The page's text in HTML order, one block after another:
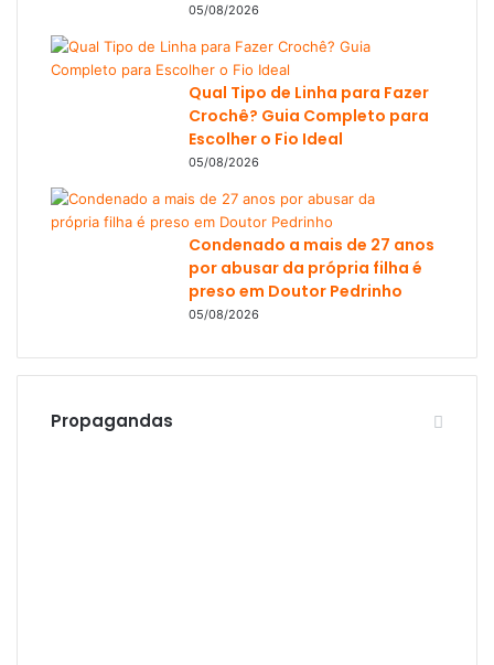
05/08/2026
Qual Tipo de Linha para Fazer
Crochê? Guia Completo para
Escolher o Fio Ideal
05/08/2026
Condenado a mais de 27 anos
por abusar da própria filha é
preso em Doutor Pedrinho
05/08/2026
Propagandas